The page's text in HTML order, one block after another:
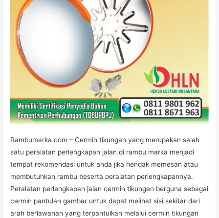
Rambumarka.com – Cermin tikungan yang merupakan salah
satu peralatan perlengkapan jalan di rambu marka menjadi
tempat rekomendasi untuk anda jika hendak memesan atau
membutuhkan rambu beserta peralatan perlengkapannya.
Peralatan perlengkapan jalan cermin tikungan berguna sebagai
cermin pantulan gambar untuk dapat melihat sisi sekitar dari
arah berlawanan yang terpantulkan melalui cermin tikungan